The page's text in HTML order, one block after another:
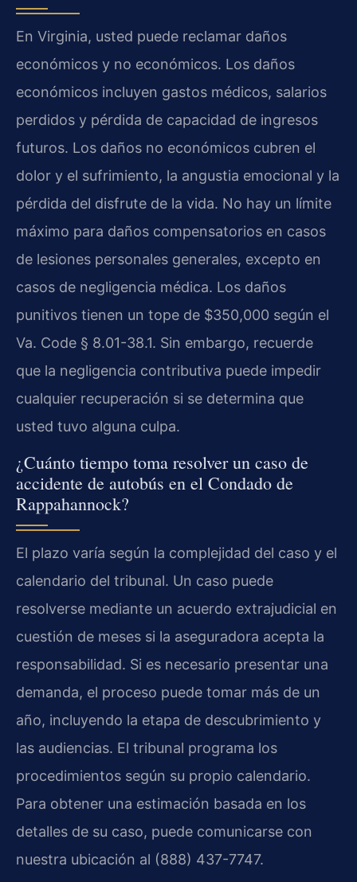
En Virginia, usted puede reclamar daños
económicos y no económicos. Los daños
económicos incluyen gastos médicos, salarios
perdidos y pérdida de capacidad de ingresos
futuros. Los daños no económicos cubren el
dolor y el sufrimiento, la angustia emocional y la
pérdida del disfrute de la vida. No hay un límite
máximo para daños compensatorios en casos
de lesiones personales generales, excepto en
casos de negligencia médica. Los daños
punitivos tienen un tope de $350,000 según el
Va. Code § 8.01-38.1. Sin embargo, recuerde
que la negligencia contributiva puede impedir
cualquier recuperación si se determina que
usted tuvo alguna culpa.
¿Cuánto tiempo toma resolver un caso de
accidente de autobús en el Condado de
Rappahannock?
El plazo varía según la complejidad del caso y el
calendario del tribunal. Un caso puede
resolverse mediante un acuerdo extrajudicial en
cuestión de meses si la aseguradora acepta la
responsabilidad. Si es necesario presentar una
demanda, el proceso puede tomar más de un
año, incluyendo la etapa de descubrimiento y
las audiencias. El tribunal programa los
procedimientos según su propio calendario.
Para obtener una estimación basada en los
detalles de su caso, puede comunicarse con
nuestra ubicación al (888) 437-7747.